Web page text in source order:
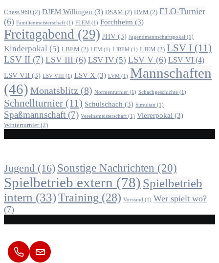
Chess 960 (2) DJEM Willingen (3) DSAM (2) DVM (2) ELO-Turnier
(6) Familienmeisterschaft (1) FLEM (1) Forchheim (3)
Freitagabend (29) JHV (3) Jugendmannschaftspokal (1)
Kinderpokal (5) LBEM (2) LEM (1) LJBEM (1) LJEM (2) LSV I (11)
LSV II (7) LSV III (6) LSV IV (5) LSV V (6) LSV VI (4)
LSV VII (3) LSV VIII (1) LSV X (3) LVM (1) Mannschaften
(46) Monatsblitz (8) Normenturnier (1) Schachgeschichte (1)
Schnellturnier (11) Schulschach (3) Simultan (1)
Spaßmannschaft (7) Vereinsmeisterschaft (1) Viererpokal (3)
Winterturnier(2)
Jugend (16) Sonstige Nachrichten (20)
Spielbetrieb extern (78) Spielbetrieb
intern (33)Training (28) Vorstand (1) Wer spielt wo?
(7)